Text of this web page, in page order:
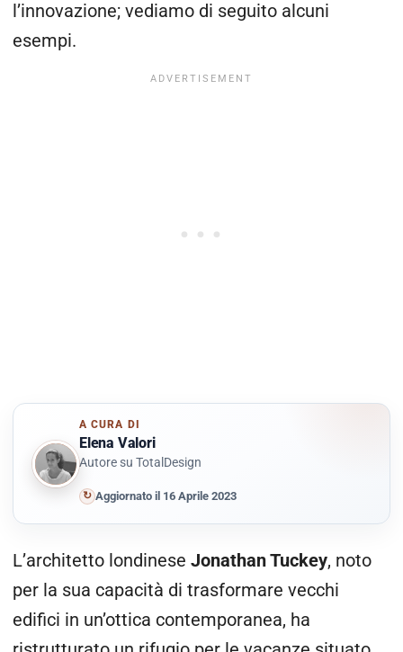
l’innovazione; vediamo di seguito alcuni
esempi.
A CURA DI
Elena Valori
Autore su TotalDesign
↻ Aggiornato il 16 Aprile 2023
L’architetto londinese Jonathan Tuckey, noto
per la sua capacità di trasformare vecchi
edifici in un’ottica contemporanea, ha